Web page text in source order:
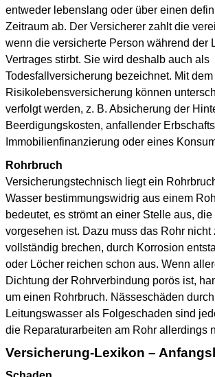
entweder lebenslang oder über einen
Zeitraum ab. Der Versicherer zahlt die
wenn die versicherte Person während der
Vertrages stirbt. Sie wird deshalb auch als
Todesfallversicherung bezeichnet. Mit
Risikolebensversicherung können
verfolgt werden, z. B. Absicherung der
Beerdigungskosten, anfallender
Immobilienfinanzierung oder eines
Rohrbruch
Versicherungstechnisch liegt ein
Wasser bestimmungswidrig aus einem
bedeutet, es strömt an einer Stelle aus,
vorgesehen ist. Dazu muss das Rohr nicht
vollständig brechen, durch Korrosion
oder Löcher reichen schon aus. Wenn
Dichtung der Rohrverbindung porös ist,
um einen Rohrbruch. Nässeschäden
Leitungswasser als Folgeschaden sind
die Reparaturarbeiten am Rohr allerdings
Versicherung-Lexikon –